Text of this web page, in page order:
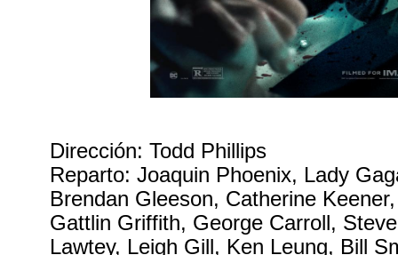
Dirección: Todd Phillips
Reparto: Joaquin Phoenix, Lady
Brendan Gleeson, Catherine
Gattlin Griffith, George Carroll,
Lawtey, Leigh Gill, Ken Leung, Bill